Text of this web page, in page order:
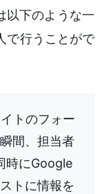
以下のような一
で行うことがで
トのフォー
間、担当者
時にGoogle
トに情報を